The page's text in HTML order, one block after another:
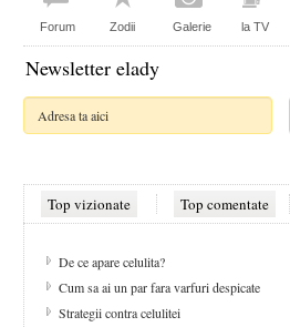
Forum Zodii Galerie la TV
Newsletter elady
Top vizionate Top comentate
De ce apare celulita?
Cum sa ai un par fara varfuri despicate
Strategii contra celulitei